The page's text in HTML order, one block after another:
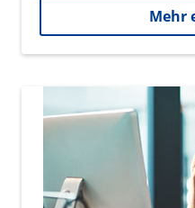
Mehr